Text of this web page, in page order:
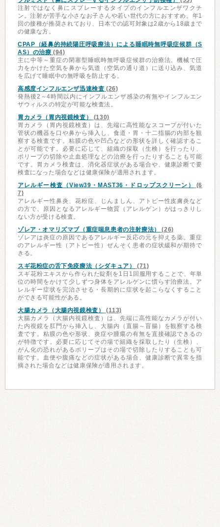
注射ではなく鼻にスプレーするタイプのインフルエンザワクチ
ン。注射が苦手な小さなお子さんや若い世代の方におすすめ。年1
回の接種が推奨されており、日本での認可対象は2歳から18歳まで
の健康な方。
CPAP（経鼻的持続陽圧呼吸療法）による睡眠時無呼吸症候群（S
AS）の治療 (94)
主に中等～重症の閉塞型睡眠時無呼吸症候群の治療法。機械で圧
力をかけた空気を鼻から気道（空気の通り道）に送り込み、気道
を広げて睡眠中の無呼吸を防止する。
高感度インフルエンザ迅速検査 (26)
発熱後2～4時間以内にインフルエンザ感染の有無やインフルエン
ザウィルスの特定が可能な検査法。
胃カメラ（胃内視鏡検査）
(130)
胃カメラ（胃内視鏡検査）は、先端に高性能なスコープが付いた
管状の機器を口や鼻から挿入し、食道・胃・十二指腸の内部を観
察する検査です。粘膜の色や凹凸などの形状を詳しく確認するこ
とが可能です。必要に応じて、組織の採取（生検）を行ったり、
ポリープの切除や止血処理などの治療を行ったりすることも可能
です。胃カメラ検査は、消化器症状がある場合や、健康診断で要
検査になった場合などは健康保険が適用されます。
アレルギー検査（View39・MAST36・ドロップスクリーン）
(6
7)
アレルギー性鼻炎、花粉症、じんましん、アトピー性皮膚炎など
の方で、原因となるアレルギー物質（アレルゲン）がはっきりし
ない方が受ける検査。
ゾレア・オマリズマブ（重症喘息患者の注射療法）
(26)
ゾレアは炎症の原因であるアレルギー反応の元を抑える薬。重症
のアレルギー性（アトピー性）ぜんそく患者の症状緩和が期待で
きる。
スギ花粉症の舌下免疫療法（シダキュア）
(71)
スギ花粉エキスから作られた錠剤を1日1回服用することで、年単
位の時間をかけて少しずつ身体をアレルゲンに慣らす治療法。ア
レルギー症状を完治させる・長期的に症状を起こらなくすること
ができる可能性がある。
大腸カメラ（大腸内視鏡検査）
(113)
大腸カメラ（大腸内視鏡検査）は、先端に高性能なカメラが付い
た内視鏡を肛門から挿入し、大腸内（直腸～盲腸）を観察する検
査です。粘膜の色や形状、炎症や腫瘍の有無を直接確認できるの
が特徴です。必要に応じてその場で組織を採取したり（生検）、
がん化の恐れがあるポリープはその場で切除したりすることも可
能です。血便や腹痛などの症状がある場合、健康診断で異常を指
摘された場合などは健康保険が適用されます。